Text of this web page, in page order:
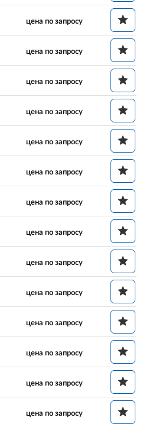
цена по запросу
цена по запросу
цена по запросу
цена по запросу
цена по запросу
цена по запросу
цена по запросу
цена по запросу
цена по запросу
цена по запросу
цена по запросу
цена по запросу
цена по запросу
цена по запросу